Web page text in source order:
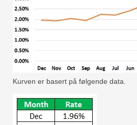
Kurven er basert på følgende data.